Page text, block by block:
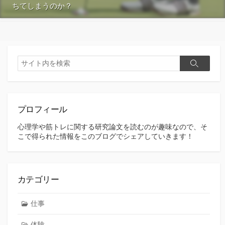
ちてしまうのか？
検
索
検
プロフィール
心理学や筋トレに関する研究論文を読むのが趣味なので、そ
こで得られた情報をこのブログでシェアしていきます！
カテゴリー
仕事